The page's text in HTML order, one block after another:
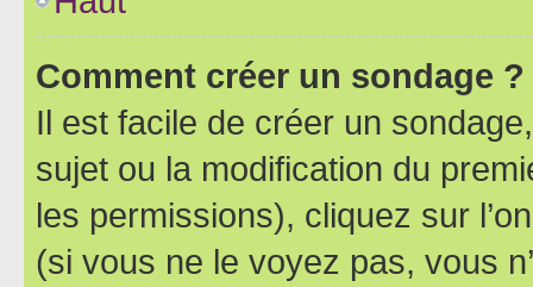
Comment créer un sondage ?
Il est facile de créer un
sujet ou la modification du
les permissions), cliquez sur
(si vous ne le voyez pas, vous